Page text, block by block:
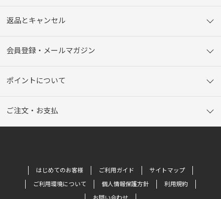
返品とキャンセル
会員登録・メールマガジン
ポイントについて
ご注文・お支払
はじめてのお客様 ご利用ガイド
サイトマップ
ご利用環境について
個人情報保護方針
利用規約